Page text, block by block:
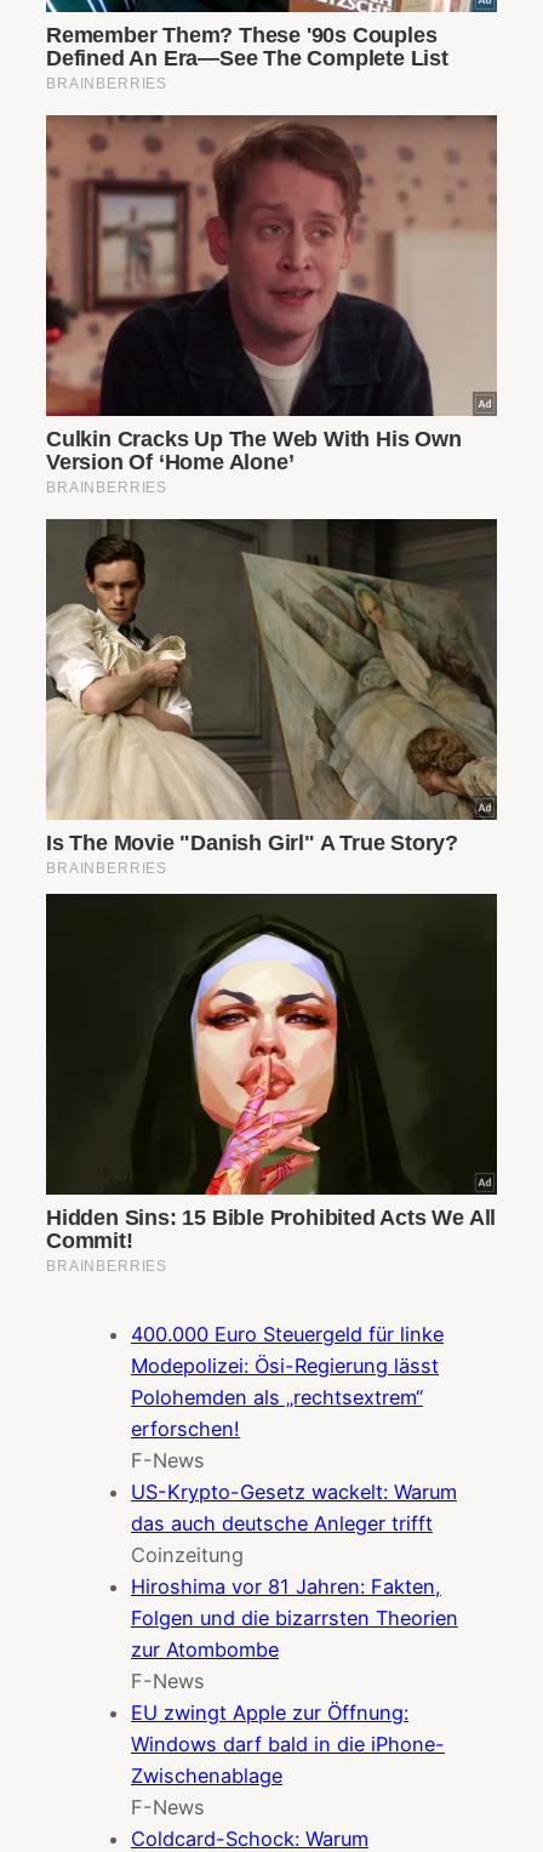
400.000 Euro Steuergeld für linke
Modepolizei: Ösi-Regierung lässt
Polohemden als „rechtsextrem“
erforschen!
F-News
US-Krypto-Gesetz wackelt: Warum
das auch deutsche Anleger trifft
Coinzeitung
Hiroshima vor 81 Jahren: Fakten,
Folgen und die bizarrsten Theorien
zur Atombombe
F-News
EU zwingt Apple zur Öffnung:
Windows darf bald in die iPhone-
Zwischenablage
F-News
Coldcard-Schock: Warum